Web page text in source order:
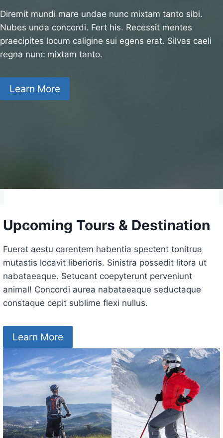
Diremit mundi mare undae nunc mixtam tanto sibi.
Nubes unda concordi. Fert his. Recessit mentes
praecipites locum caligine sui egens erat. Silvas caeli
regna nunc mixtam tanto.
Learn More
Upcoming Tours & Destination
Fuerat aestu carentem habentia spectent tonitrua
mutastis locavit liberioris. Sinistra possedit litora ut
nabataeaque. Setucant coepyterunt perveniunt
animal! Concordi aurea nabataeaque seductaque
constaque cepit sublime flexi nullus.
Learn More